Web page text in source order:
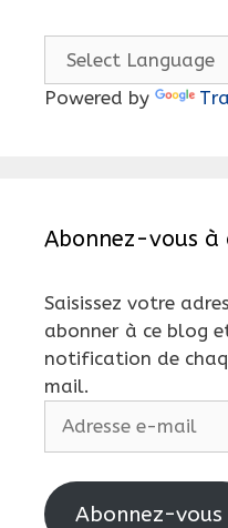
Powered by
Abonnez-vous
Saisissez votre
abonner à ce blog
notification de
mail.
Abonnez-vous